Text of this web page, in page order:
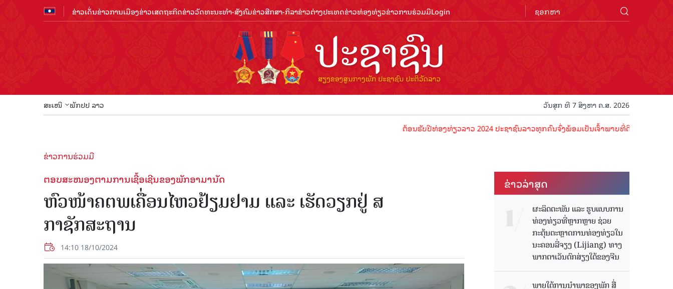
ຂ່າວເດັ່ນຂ່າວການເມືອງຂ່າວເສດຖະກິດຂ່າວວັດທະນະທຳ-ສັງຄົມຂ່າວສືກສາ-ກິລາຂ່າວຕ່າງປະເທດຂ່າວທ່ອງທ່ຽວຂ່າວການຮ່ວມມືLogin
ສະເໜີ ພັກປປ ລາວ ວັນສຸກ ທີ 7 ສິງຫາ ຄ.ສ. 2026
ຕ້ອນຮັບປີທ່ອງທ່ຽວລາວ 2024 ປະຊາຊົນລາວທຸກຄົນຈົ່ງພ້ອມເປັນເຈົ້າພາບທີ່ດີ ຕ້ອນຮັບນັກທ່ອງທ່ຽ
ຂ່າວການຮ່ວມມື
ຕອບສະໜອງຕາມການເຊື້ອເຊີນຂອງພັກອາມານັດ
ຫົວໜ້າຄຕພເຄື່ອນໄຫວຢ້ຽມຢາມ ແລະ ເຮັດວຽກຢູ່ ສ
ກາຊັກສະຖານ
14:10 18/10/2024
ຂ່າວ​ລ່າ​ສຸດ
ຜະລິດຕະພັນ ແລະ ຮູບແບບການ
ທ່ອງທ່ຽວທີ່ຫຼາກຫຼາຍ ຊ່ວຍ
ກະຕຸ້ນຕະຫຼາດການທ່ອງທ່ຽວໃນ
ນະຄອນລີ່ຈຽງ (Lijiang) ທາງ
ພາກຕາເວັນຕົກສ່ຽງໃຕ້ຂອງຈີນ
ພາຍໃຕ້ການນໍາພາຂອງພັກ ສື່